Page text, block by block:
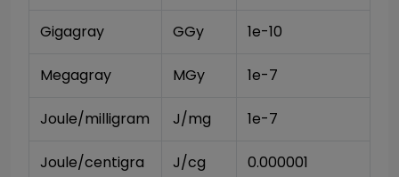
Gigagray GGy 1e-10
Megagray MGy 1e-7
Joule/milligram J/mg 1e-7
Joule/centigra
J/cg 0.000001